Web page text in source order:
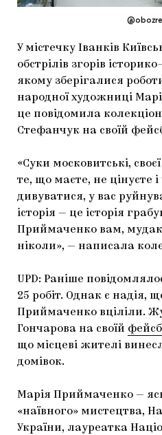
CARPATHIAN CULT
У містечку Іванків
обстрілів згорів
якому зберігалися
народної художниці
це повідомила
Стефанчук на своїй
«Суки московитські,
те, що маєте, не цінуєте
дивуватися, у вас
історія — це історія
Приймаченко вам,
ніколи», — написала
UPD: Раніше
25 робіт. Однак є надія,
Приймаченко вціліли.
Гончарова на своїй
що місцеві жителі
домівок.
Марія Приймаченко —
«наївного» мистецтва,
України, лауреатка